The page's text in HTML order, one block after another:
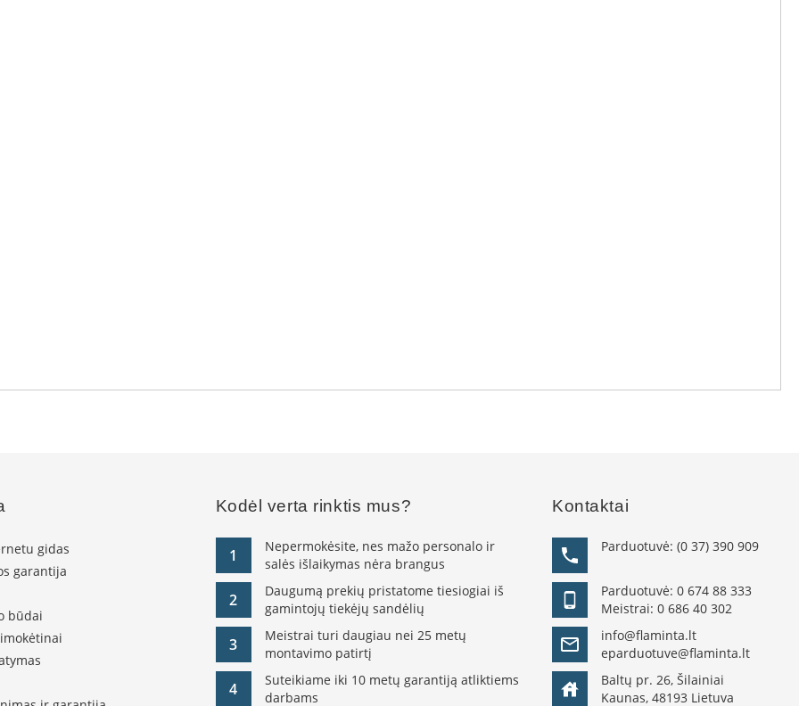
gidas
garantija
būdai
Kodėl verta rinktis mus?
1
Nepermokėsite, nes mažo personalo ir
salės išlaikymas nėra brangus
2
Daugumą prekių pristatome tiesiogiai iš
gamintojų tiekėjų sandėlių
3
Meistrai turi daugiau nei 25 metų
montavimo patirtį
4
Suteikiame iki 10 metų garantiją atliktiems
darbams
Kontaktai
Parduotuvė:(0 37) 390 909
Parduotuvė:0 674 88 333
Meistrai:0 686 40 302
info@flaminta.lt
eparduotuve@flaminta.lt
Baltų pr. 26, Šilainiai
Kaunas, 48193 Lietuva